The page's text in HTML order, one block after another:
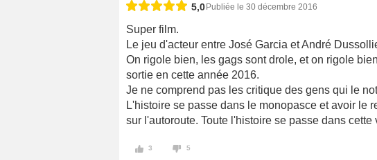
5,0 Publiée le 30 décembre 2016
Super film.
Le jeu d'acteur entre José Garcia et André
On rigole bien, les gags sont drole, et on rigole
sortie en cette année 2016.
Je ne comprend pas les critique des gens qui le
L'histoire se passe dans le monopasce et avoir le
sur l'autoroute. Toute l'histoire se passe dans
3 5